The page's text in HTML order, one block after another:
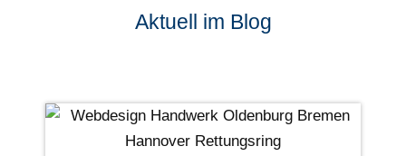
Aktuell im Blog